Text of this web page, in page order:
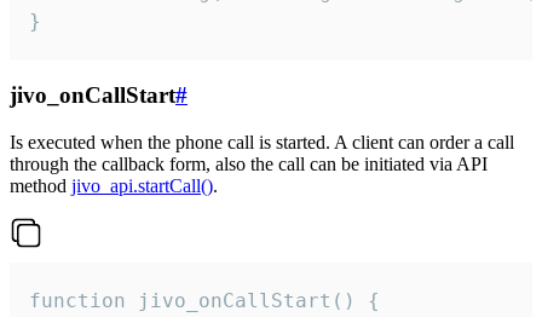
}
jivo_onCallStart#
Is executed when the phone call is started. A client can order a call
through the callback form, also the call can be initiated via API
method jivo_api.startCall().
function jivo_onCallStart() {